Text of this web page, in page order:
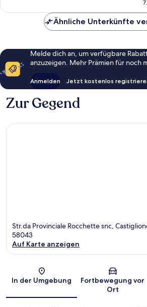
Ähnliche Unterkünfte
Melde dich an, um verfügbare
anzuzeigen. Mehr Prämien für noch
Anmelden Jetzt kostenlos
Zur Gegend
Str.da Provinciale Rocchette snc,
58043
Auf Karte anzeigen
In der Umgebung
Fortbewegung vor
Ort